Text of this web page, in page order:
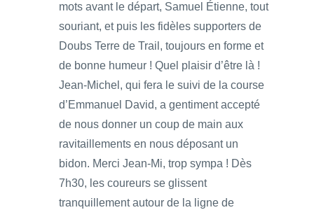
mots avant le départ, Samuel Étienne, tout
souriant, et puis les fidèles supporters de
Doubs Terre de Trail, toujours en forme et
de bonne humeur ! Quel plaisir d’être là !
Jean-Michel, qui fera le suivi de la course
d’Emmanuel David, a gentiment accepté
de nous donner un coup de main aux
ravitaillements en nous déposant un
bidon. Merci Jean-Mi, trop sympa ! Dès
7h30, les coureurs se glissent
tranquillement autour de la ligne de